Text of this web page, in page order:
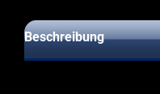
Beschreibung